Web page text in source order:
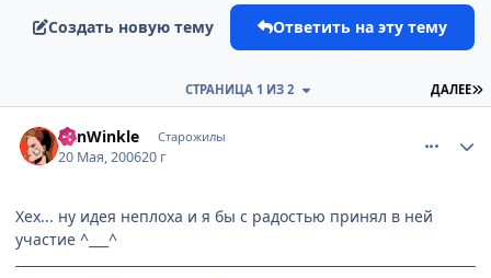
Создать новую тему Ответить на эту тему
ДАЛЕЕ
СТРАНИЦА 1 ИЗ 2
VanWinkle Старожилы
20 Мая, 200620 г
Хех... ну идея неплоха и я бы с радостью принял в ней
участие ^___^